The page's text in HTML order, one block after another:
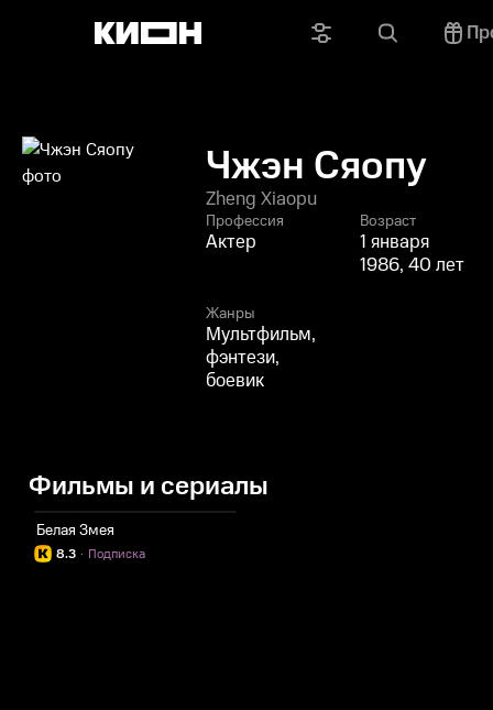
Чжэн Сяопу
Zheng Xiaopu
Профессия
Актер
Возраст
1 января
1986, 40 лет
Жанры
Мультфильм,
фэнтези,
боевик
Фильмы и сериалы
Белая Змея
8.3 Подписка
·